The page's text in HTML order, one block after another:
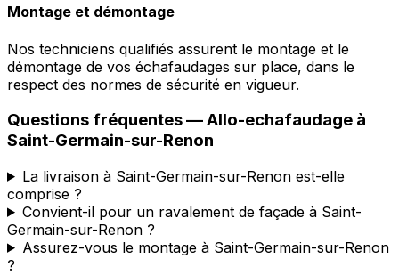
Montage et démontage
Nos techniciens qualifiés assurent le montage et le
démontage de vos échafaudages sur place, dans le
respect des normes de sécurité en vigueur.
Questions fréquentes —Allo-echafaudage à
Saint-Germain-sur-Renon
La livraison à Saint-Germain-sur-Renon est-elle
comprise ?
Convient-il pour un ravalement de façade à Saint-
Germain-sur-Renon ?
Assurez-vous le montage à Saint-Germain-sur-Renon
?